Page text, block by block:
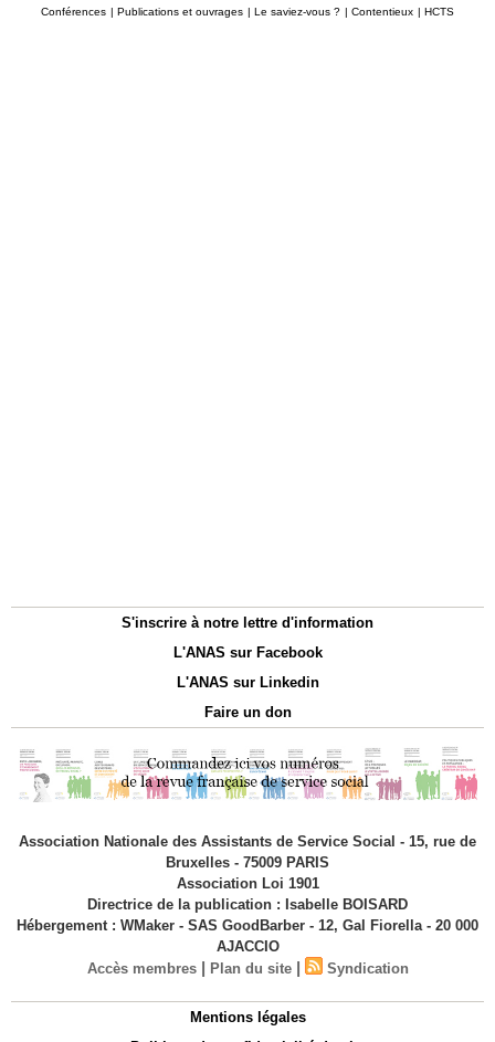
Conférences | Publications et ouvrages | Le saviez-vous ? | Contentieux | HCTS
S'inscrire à notre lettre d'information
L'ANAS sur Facebook
L'ANAS sur Linkedin
Faire un don
Association Nationale des Assistants de Service Social - 15, rue de
Association Loi 1901
Directrice de la publication : Isabelle BOISARD
Hébergement : WMaker - SAS GoodBarber - 12, Gal Fiorella - 20 000
AJACCIO
Accès membres |Plan du site | Syndication
Mentions légales
Politique de confidentialité du site